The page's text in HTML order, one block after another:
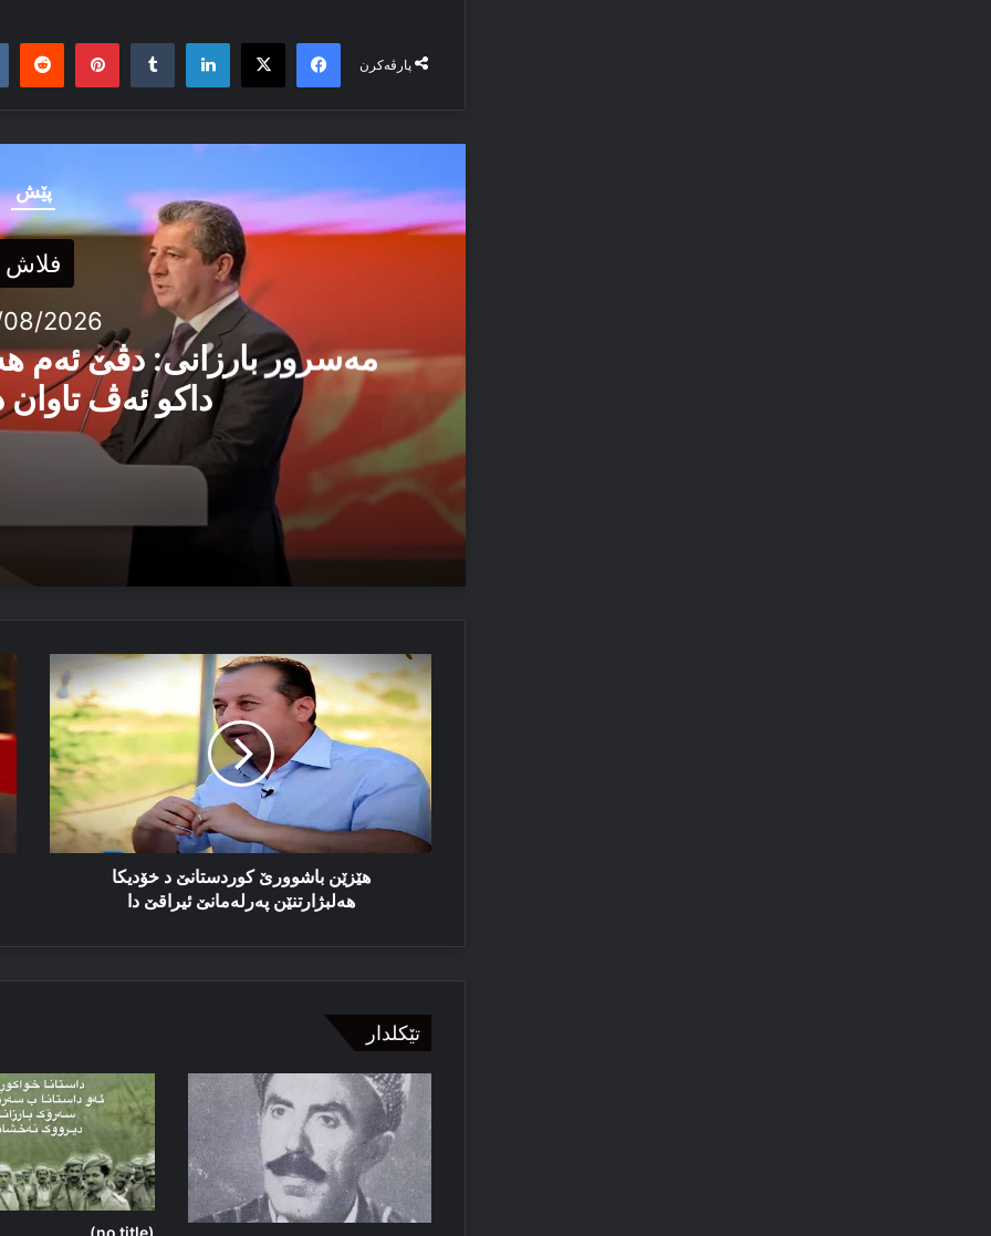
پارڤەکرن
Facebook
X
LinkedIn
Tumblr
پێش
فلاش
2026
مەسرور بارزانی: دڤێ ئەم
داکو ئەڤ تاوان
04/08/2026
مەسرور بارزانی: دڤێ ئەم هەموو ب هەڤ را کاربکن
ئێزدیۆ رابە ژ خەوێهێزێن
باشوورێ
کوردستانێ
د
خۆدیکا
هه‌لبژارتنێن
په‌رله‌مانێ
ئیراقێ
دا
هێزێن باشوورێ کوردستانێ د خۆدیکا
هه‌لبژارتنێن په‌رله‌مانێ ئیراقێ دا
ل
و
تێکلدار
(no title)